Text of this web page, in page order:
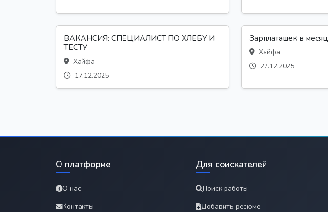
ВАКАНСИЯ: СПЕЦИАЛИСТ ПО ХЛЕБУ И
ТЕСТУ
Хайфа
17.12.2025
Зарплаташек в месяц
Хайфа
27.12.2025
О платформе
О нас
Контакты
Для соискателей
Поиск работы
Добавить резюме